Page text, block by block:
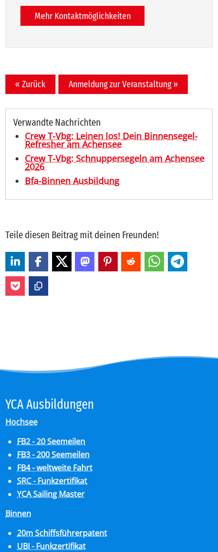
Mehr Kontaktmöglichkeiten
« Zurück Anmeldung zur Veranstaltung »
Verwandte Nachrichten
Crew T-Vbg: Leinen los! Dein Binnensegel-
Refresher am Achensee
Crew T-Vbg: Schnuppersegeln am Achensee
2026
Bfa-Binnen Ausbildung
Teile diesen Beitrag mit deinen Freunden!
YCA Aus­bil­dun­gen
Hochsee
FB2 - 20 Seemeilen
FB3 - 200 Seemeilen
FB4 - weltweite Fahrt
SRC - Funkzertifikat
YCA Sailing Master
Binnen
20m Schiffsführerpatent
UBI - Funkzertifikat